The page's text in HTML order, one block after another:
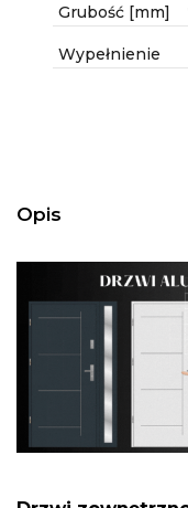
Grubość [mm]
Wypełnienie
Opis